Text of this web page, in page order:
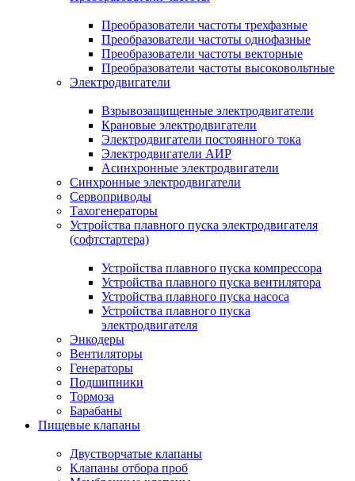
Преобразователи частоты трехфазные
Преобразователи частоты однофазные
Преобразователи частоты векторные
Преобразователи частоты высоковольтные
Электродвигатели
Взрывозащищенные электродвигатели
Крановые электродвигатели
Электродвигатели постоянного тока
Электродвигатели АИР
Асинхронные электродвигатели
Синхронные электродвигатели
Сервоприводы
Тахогенераторы
Устройства плавного пуска электродвигателя
(софтстартера)
Устройства плавного пуска компрессора
Устройства плавного пуска вентилятора
Устройства плавного пуска насоса
Устройства плавного пуска
электродвигателя
Энкодеры
Вентиляторы
Генераторы
Подшипники
Тормоза
Барабаны
Пищевые клапаны
Двустворчатые клапаны
Клапаны отбора проб